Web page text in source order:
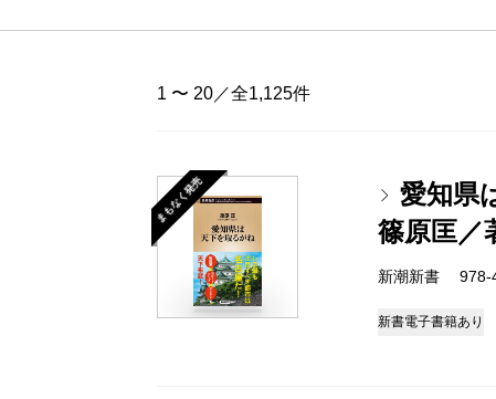
1 〜 20／全1,125件
まもなく発売
愛知県
篠原匡／
新潮新書
新書電子書籍あり